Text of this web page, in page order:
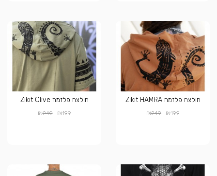
חולצה פלזמה Zikit HAMRA
₪199
₪249
חולצה פלזמה Zikit Olive
₪199
₪249